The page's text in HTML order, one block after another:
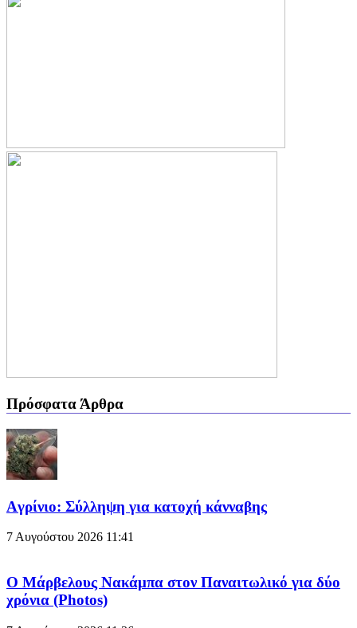
Πρόσφατα Άρθρα
Aγρίνιο: Σύλληψη για κατοχή κάνναβης
7 Αυγούστου 2026 11:41
Ο Μάρβελους Nακάμπα στον Παναιτωλικό για δύο
χρόνια (Photos)